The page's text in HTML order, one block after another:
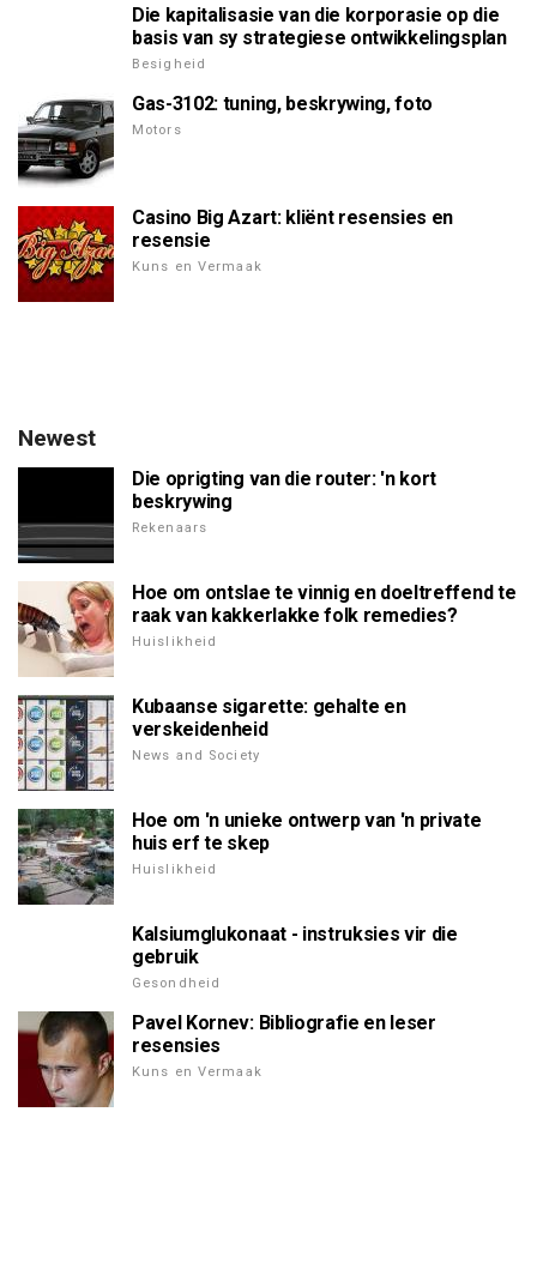
Die kapitalisasie van die korporasie op die
basis van sy strategiese ontwikkelingsplan
Besigheid
Gas-3102: tuning, beskrywing, foto
Motors
Casino Big Azart: kliënt resensies en
resensie
Kuns en Vermaak
Newest
Die oprigting van die router: 'n kort
beskrywing
Rekenaars
Hoe om ontslae te vinnig en doeltreffend te
raak van kakkerlakke folk remedies?
Huislikheid
Kubaanse sigarette: gehalte en
verskeidenheid
News and Society
Hoe om 'n unieke ontwerp van 'n private
huis erf te skep
Huislikheid
Kalsiumglukonaat - instruksies vir die
gebruik
Gesondheid
Pavel Kornev: Bibliografie en leser
resensies
Kuns en Vermaak